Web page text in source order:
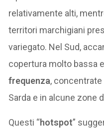
relativamente alti,
territori marchigiani
variegato. Nel Sud,
copertura molto bassa
frequenza,
Sarda e in alcune zone
Questi “hotspot”